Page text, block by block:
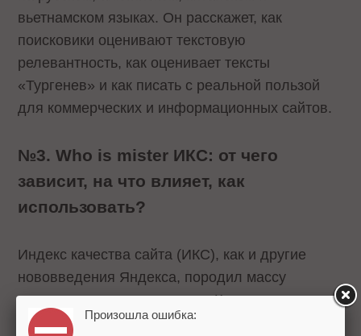
вьетнамском языках. Он расскажет, как
поисковики оценивают текстовую
релевантность, как оценивает тексты
«Тургенев» и как писать с реальной пользой
для коммерческих и информационных сайтов.
№3. Who is mister ИКС: от чего
зависит, на что влияет, как
использовать?
Индекс качества сайта (ИКС), как и другие
нововведения Яндекса, породил массу
вопросов, догадок и слухов. Команда
Optimization 2018(Ingate) попыталась
Произошла ошибка: